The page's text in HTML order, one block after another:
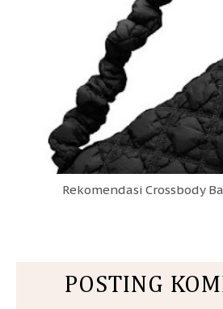
Rekomendasi Crossbody
POSTING